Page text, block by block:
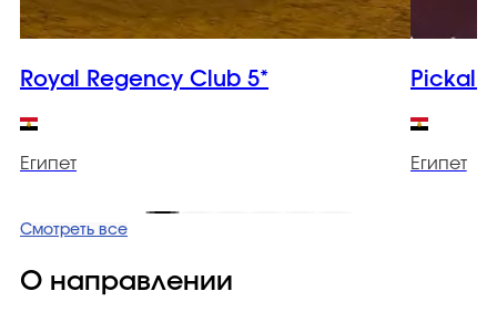
Royal Regency Club 5*
Египет Египет
Смотреть все
О направлении